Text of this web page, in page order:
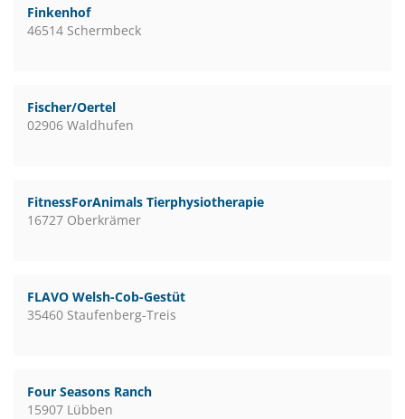
Finkenhof
46514 Schermbeck
Fischer/Oertel
02906 Waldhufen
FitnessForAnimals Tierphysiotherapie
16727 Oberkrämer
FLAVO Welsh-Cob-Gestüt
35460 Staufenberg-Treis
Four Seasons Ranch
15907 Lübben